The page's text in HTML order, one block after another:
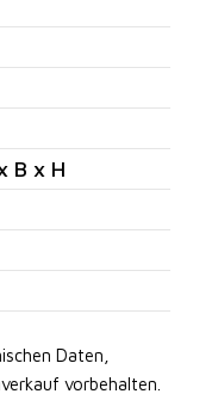
B x H
Daten,
vorbehalten.